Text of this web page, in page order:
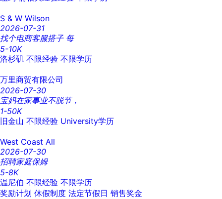
S & W Wilson
2026-07-31
找个电商客服搭子 每
5-10K
洛杉矶 不限经验 不限学历
万里商贸有限公司
2026-07-30
宝妈在家事业不脱节，
1-50K
旧金山 不限经验 University学历
West Coast All
2026-07-30
招聘家庭保姆
5-8K
温尼伯 不限经验 不限学历
奖励计划 休假制度 法定节假日 销售奖金